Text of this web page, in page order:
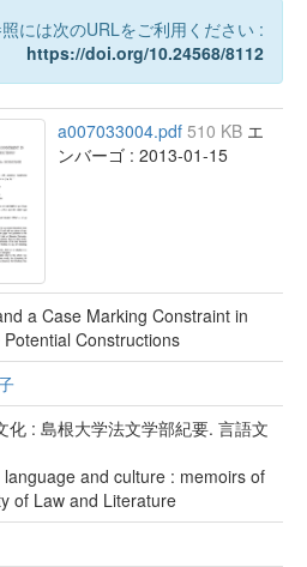
には次のURLをご利用ください :
https://doi.org/10.24568/8112
a007033004.pdf 510 KB エ
ンバーゴ : 2013-01-15
a Case Marking Constraint in
Constructions
化 : 島根大学法文学部紀要. 言語文
language and culture : memoirs of
of Law and Literature